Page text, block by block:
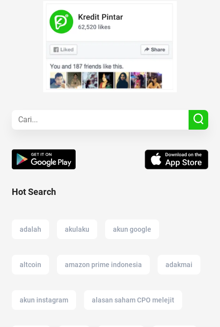
Hot Search
adalah akulaku akun google
altcoin amazon prime indonesia adakmai
akun instagram alasan saham CPO melejit